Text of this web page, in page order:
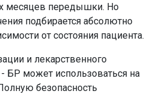
месяцев передышки. Но
подбирается абсолютно
от состояния пациента.
и лекарственного
БР может использоваться на
безопасность